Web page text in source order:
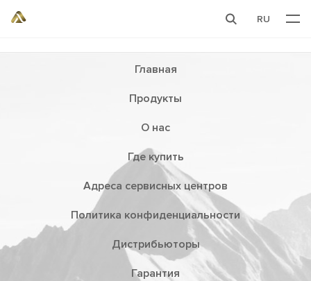
RU
Главная
Продукты
О нас
Где купить
Адреса сервисных центров
Политика конфиденциальности
Дистрибьюторы
Гарантия